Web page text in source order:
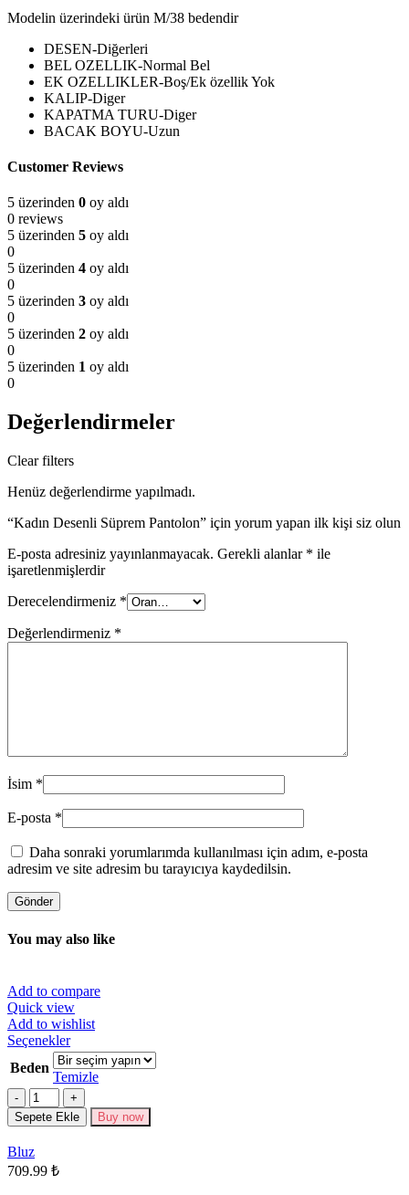
Modelin üzerindeki ürün M/38 bedendir
DESEN-Diğerleri
BEL OZELLIK-Normal Bel
EK OZELLIKLER-Boş/Ek özellik Yok
KALIP-Diger
KAPATMA TURU-Diger
BACAK BOYU-Uzun
Customer Reviews
5 üzerinden 0 oy aldı
0 reviews
5 üzerinden 5 oy aldı
0
5 üzerinden 4 oy aldı
0
5 üzerinden 3 oy aldı
0
5 üzerinden 2 oy aldı
0
5 üzerinden 1 oy aldı
0
Değerlendirmeler
Clear filters
Henüz değerlendirme yapılmadı.
“Kadın Desenli Süprem Pantolon” için yorum yapan ilk kişi siz olun
E-posta adresiniz yayınlanmayacak. Gerekli alanlar * ile
işaretlenmişlerdir
Derecelendirmeniz *
Değerlendirmeniz *
İsim *
E-posta *
Daha sonraki yorumlarımda kullanılması için adım, e-posta
adresim ve site adresim bu tarayıcıya kaydedilsin.
You may also like
Add to compare
Quick view
Add to wishlist
SeçeneklerBu
ürünün
birden
fazla
varyasyonu
var.
Beden
Temizle
Miktar
Sepete Ekle Buy now
Bluz
709.99 ₺